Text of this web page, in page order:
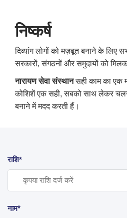
निष्कर्ष
दिव्यांग लोगों को मज़बूत बनाने के लिए
सरकारों, संगठनों और समुदायों को
नारायण सेवा संस्थानसही काम का एक
कोशिशें एक सही, सबको साथ लेकर
बनाने में मदद करती हैं।
राशि*
नाम*